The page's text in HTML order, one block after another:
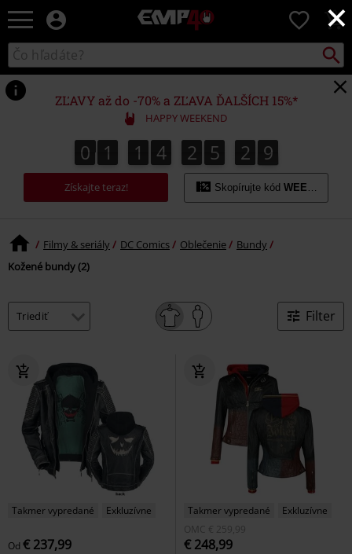
×
EMP
Hudba,
filmy
&
seriály,
Merch
pre
hráčov,
Alternatívna
móda
0
Katalóg
vyhľadávania
ZĽAVY až do -70% a ZĽAVA ĎALŠÍCH 15%*
HAPPY WEEKEND
0
0 1
1 1
1 4
4 2
2 5
5 2
3
2 8
9
8
0
9
Získajte teraz! Skopírujte kód WEEKEND
Filmy & seriály DC Comics Oblečenie
Bundy
Kožené bundy (2)
Filter
Takmer vypredané Exkluzívne
Od € 237,99
Takmer vypredané
Exkluzívne
OMC € 259,99
€ 248,99